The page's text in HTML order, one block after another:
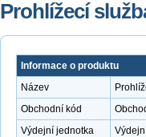
Prohlížecí
Informace o produktu
Název
Obchodní kód
Výdejní jednotka